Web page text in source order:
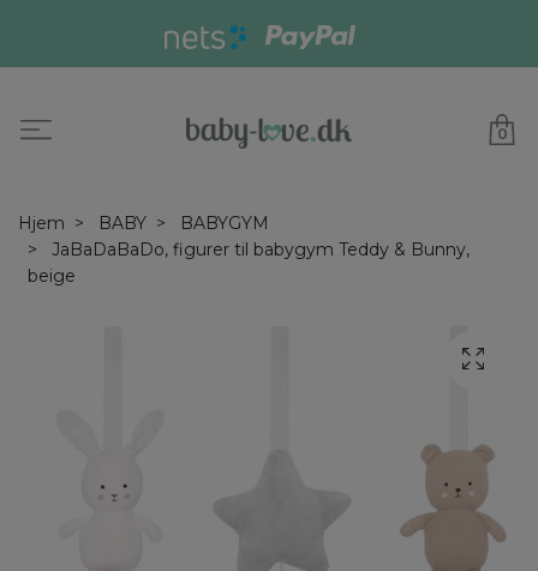
0
Hjem BABY
BABYGYM
JaBaDaBaDo, figurer til babygym Teddy & Bunny,
beige